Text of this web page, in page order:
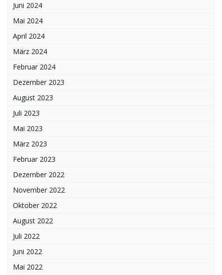
Juni 2024
Mai 2024
April 2024
März 2024
Februar 2024
Dezember 2023
August 2023
Juli 2023
Mai 2023
März 2023
Februar 2023
Dezember 2022
November 2022
Oktober 2022
August 2022
Juli 2022
Juni 2022
Mai 2022